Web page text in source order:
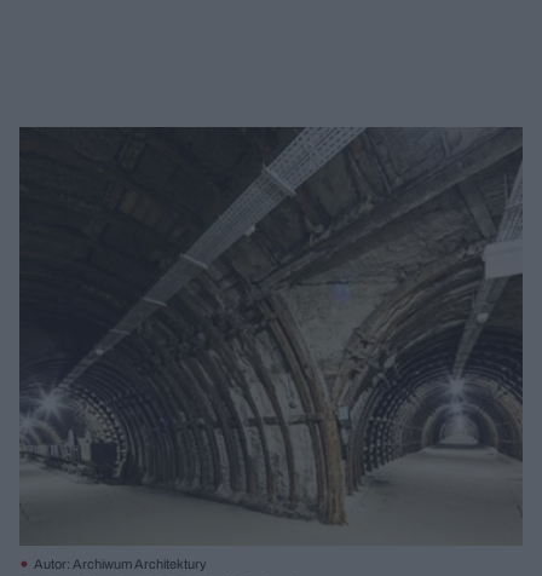
Autor: Archiwum Architektury